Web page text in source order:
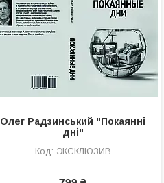
Олег Радзинський "Покаянні
дні"
ЭКСКЛЮЗИВ